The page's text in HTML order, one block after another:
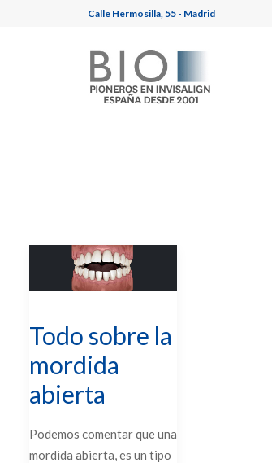
Calle Hermosilla, 55 - Madrid
Todo sobre la
mordida
abierta
Podemos comentar que una
mordida abierta, es un tipo